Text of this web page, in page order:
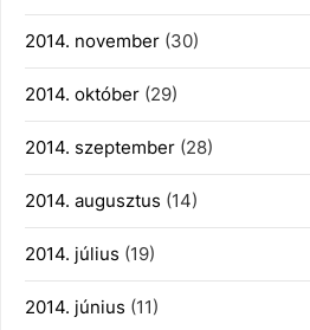
2014. november (30)
2014. október (29)
2014. szeptember (28)
2014. augusztus (14)
2014. július (19)
2014. június (11)